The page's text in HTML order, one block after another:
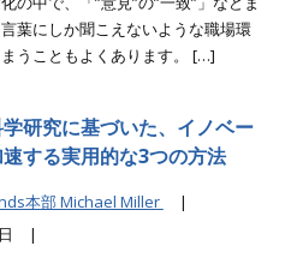
葉にしか聞こえないような職場環
うこともよくあります。 […]
研究に基づいた、イノベー
する実用的な3つの方法
本部 Michael Miller
|
日 |